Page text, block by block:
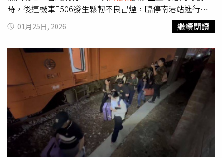
時，後連機車E506發生鬆軔不良冒煙，臨停南港站進行緊
急處理。基於安全考量，南港至台中間停駛，旅客全數改搭
165次普悠瑪列車，該班次於下午1時15分自南港發車。台
鐵指出，165次普悠瑪增停樹林、桃園、中壢、竹南、苗栗
及豐原等站，以加強服務旅客；另已備妥替代編組於台中站
續行125次班次。故障編組已降弓、無火並迴送七堵進行檢
修，詳細故障原因已請機務處儘速查明回報。台鐵公司對造
成旅客不便深致歉忱。
01月25日, 2026 繼續閱讀